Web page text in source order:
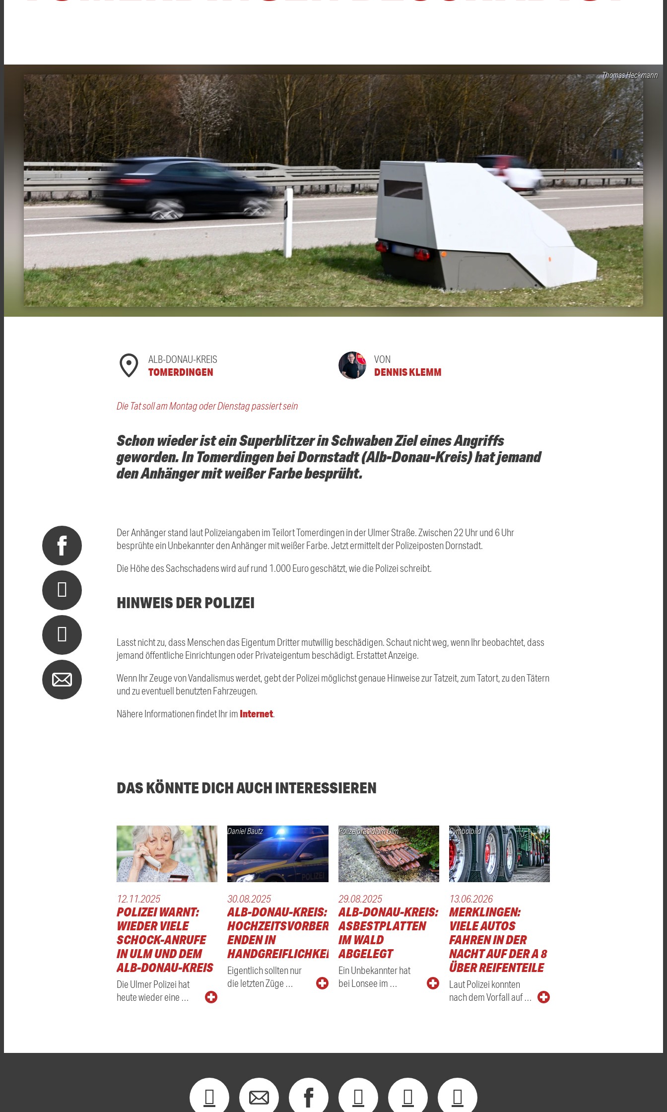
Thomas Heckmann
ALB-DONAU-KREIS
TOMERDINGEN
VON
DENNIS KLEMM
Die Tat soll am Montag oder Dienstag passiert sein
Schon wieder ist ein Superblitzer in Schwaben Ziel eines Angriffs
geworden. In Tomerdingen bei Dornstadt (Alb-Donau-Kreis) hat jemand
den Anhänger mit weißer Farbe besprüht.
Der Anhänger stand laut Polizeiangaben im Teilort Tomerdingen in der Ulmer Straße. Zwischen 22 Uhr und 6 Uhr
besprühte ein Unbekannter den Anhänger mit weißer Farbe. Jetzt ermittelt der Polizeiposten Dornstadt.
Die Höhe des Sachschadens wird auf rund 1.000 Euro geschätzt, wie die Polizei schreibt.
HINWEIS DER POLIZEI
Lasst nicht zu, dass Menschen das Eigentum Dritter mutwillig beschädigen. Schaut nicht weg, wenn Ihr beobachtet, dass
jemand öffentliche Einrichtungen oder Privateigentum beschädigt. Erstattet Anzeige.
Wenn Ihr Zeuge von Vandalismus werdet, gebt der Polizei möglichst genaue Hinweise zur Tatzeit, zum Tatort, zu den Tätern
und zu eventuell benutzten Fahrzeugen.
Nähere Informationen findet Ihr im Internet.
DAS KÖNNTE DICH AUCH INTERESSIEREN
12.11.2025
POLIZEI WARNT:
WIEDER VIELE
SCHOCK-ANRUFE
IN ULM UND DEM
ALB-DONAU-KREIS
Die Ulmer Polizei hat
heute wieder eine …
Daniel Bautz
30.08.2025
ALB-DONAU-KREIS:
HOCHZEITSVORBEREITEN
ENDEN IN
HANDGREIFLICHKEITEN
Eigentlich sollten nur
die letzten Züge …
Polizeipräsidium Ulm
29.08.2025
ALB-DONAU-KREIS:
ASBESTPLATTEN
IM WALD
ABGELEGT
Ein Unbekannter hat
bei Lonsee im …
Symbolbild
13.06.2026
MERKLINGEN:
VIELE AUTOS
FAHREN IN DER
NACHT AUF DER A 8
ÜBER REIFENTEILE
Laut Polizei konnten
nach dem Vorfall auf …